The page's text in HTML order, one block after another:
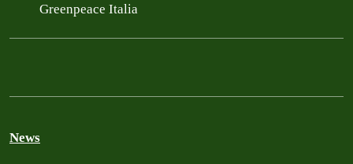
Greenpeace Italia
News